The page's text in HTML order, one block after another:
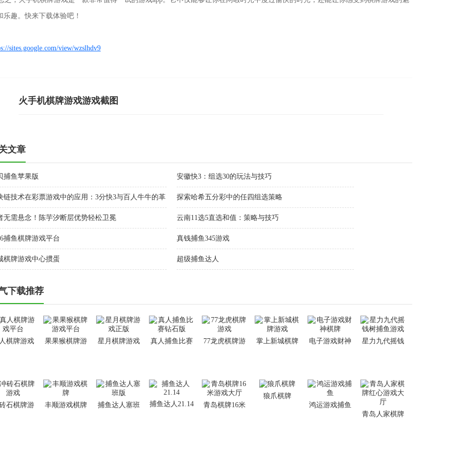
乐趣。快来下载体验吧！
sites.google.com/view/wzslhdv9
火手机棋牌游戏游戏截图
文章
捕鱼苹果版 安徽快3：组选30的玩法与技巧
链技术在彩票游戏中的应用：3分快3与百人牛牛的革 探索哈希五分彩中的任四组选策略
无需悬念！陈芋汐断层优势轻松卫冕 云南11选5直选和值：策略与技巧
捕鱼棋牌游戏平台 真钱捕鱼345游戏
棋牌游戏中心掼蛋 超级捕鱼达人
下载推荐
棋牌游戏
果果猴棋牌游
星月棋牌游戏
真人捕鱼比赛
77龙虎棋牌游
掌上新城棋牌
电子游戏财神
星力九代摇钱
石棋牌游
丰顺游戏棋牌
捕鱼达人塞班
捕鱼达人21.14
青岛棋牌16米
狼爪棋牌
鸿运游戏捕鱼
青岛人家棋牌